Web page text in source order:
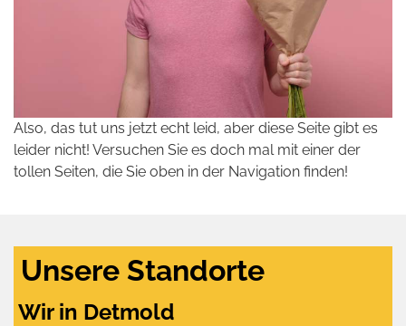
Also, das tut uns jetzt echt leid, aber diese Seite gibt es
leider nicht! Versuchen Sie es doch mal mit einer der
tollen Seiten, die Sie oben in der Navigation finden!
Unsere Standorte
Wir in Detmold